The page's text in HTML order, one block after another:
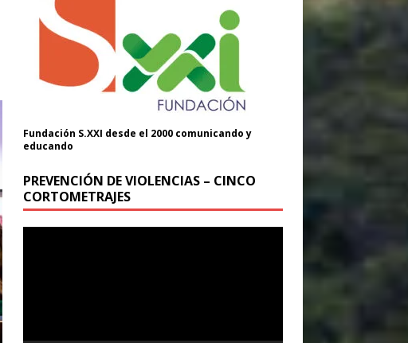
Fundación S.XXI desde el 2000 comunicando y
educando
PREVENCIÓN DE VIOLENCIAS – CINCO
CORTOMETRAJES